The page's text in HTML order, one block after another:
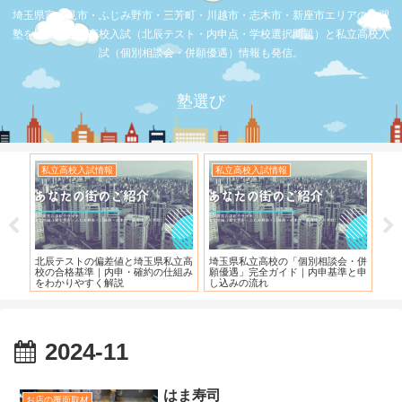
埼玉県富士見市・ふじみ野市・三芳町・川越市・志木市・新座市エリアの学習
塾を比較。公立高校入試（北辰テスト・内申点・学校選択問題）と私立高校入
試（個別相談会・併願優遇）情報も発信。
塾選び
私立高校入試情報
北辰テストの偏差値と埼玉県私立高
校の合格基準｜内申・確約の仕組み
をわかりやすく解説
私立高校入試情報
埼玉県私立高校の「個別相談会・併
願優遇」完全ガイド｜内申基準と申
し込みの流れ
2024-11
お店の覆面取材 はま寿司